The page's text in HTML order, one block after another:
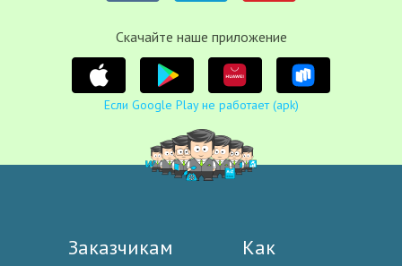
Cкачайте наше приложение
Если Google Play не работает (apk)
Заказчикам
Как